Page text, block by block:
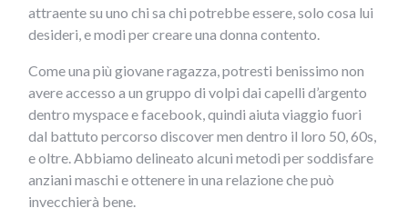
attraente su uno chi sa chi potrebbe essere, solo cosa lui
desideri, e modi per creare una donna contento.
Come una più giovane ragazza, potresti benissimo non
avere accesso a un gruppo di volpi dai capelli d’argento
dentro myspace e facebook, quindi aiuta viaggio fuori
dal battuto percorso discover men dentro il loro 50, 60s,
e oltre. Abbiamo delineato alcuni metodi per soddisfare
anziani maschi e ottenere in una relazione che può
invecchierà bene.